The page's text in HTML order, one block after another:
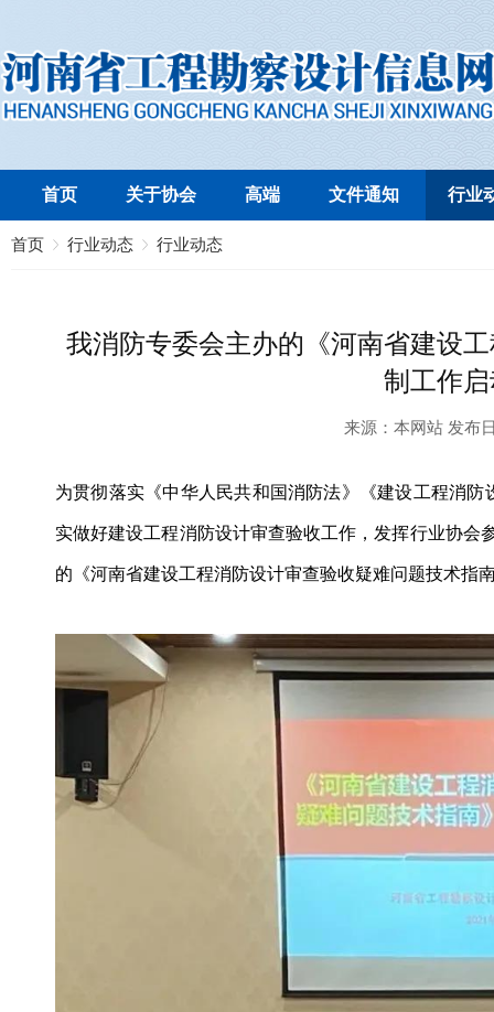
首页 关于协会 高端 文件通知 行业
首页 行业动态 行业动态
我消防专委会主办的《河南省建设
制工作
来源： 本网站 发布
为贯彻落实《中华人民共和国消防法》《建设工程消
实做好建设工程消防设计审查验收工作，发挥行业协会
的《河南省建设工程消防设计审查验收疑难问题技术指